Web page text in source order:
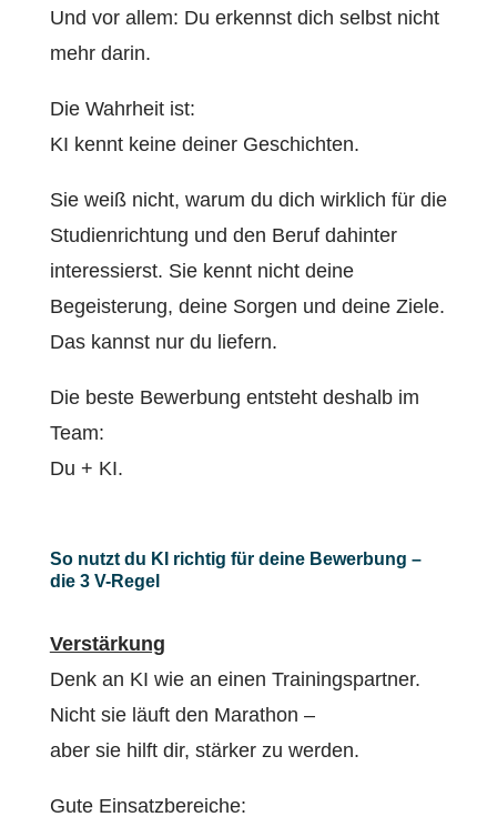
Und vor allem: Du erkennst dich selbst nicht
mehr darin.
Die Wahrheit ist:
KI kennt keine deiner Geschichten.
Sie weiß nicht, warum du dich wirklich für die
Studienrichtung und den Beruf dahinter
interessierst. Sie kennt nicht deine
Begeisterung, deine Sorgen und deine Ziele.
Das kannst nur du liefern.
Die beste Bewerbung entsteht deshalb im
Team:
Du + KI.
So nutzt du KI richtig für deine Bewerbung –
die 3 V-Regel
Verstärkung
Denk an KI wie an einen Trainingspartner.
Nicht sie läuft den Marathon –
aber sie hilft dir, stärker zu werden.
Gute Einsatzbereiche: